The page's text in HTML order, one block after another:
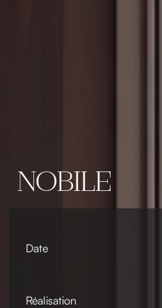
NOBILE
Date
Réalisation